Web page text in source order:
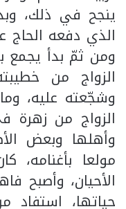
ينجح في ذلك،
الذي دفعه الحاج
ومن ثمّ بدأ
الزواج من
وشجّعته عليه،
الزواج من
وأهلها وبعض
مولعا
الأحيان، وأصبح
حياتها،